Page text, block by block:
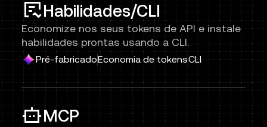
Habilidades/CLI
Economize nos seus tokens de API e instale
habilidades prontas usando a CLI.
Pré-fabricadoEconomia de tokensCLI
MCP